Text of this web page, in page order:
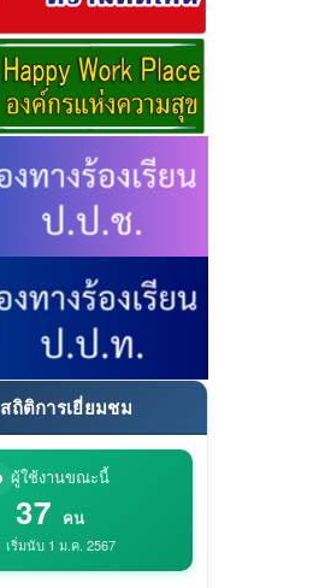
สถิติการเยี่ยมชม
ผู้ใช้งานขณะนี้
37 คน
เริ่มนับ 1 ม.ค. 2567